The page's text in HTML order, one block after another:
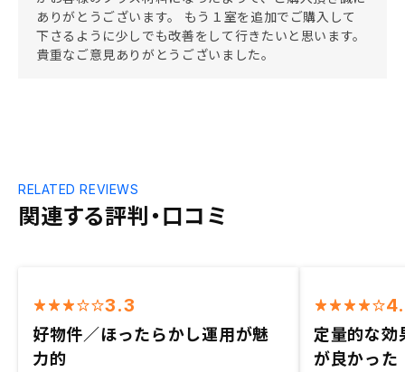
ありがとうございます。 もう１室を追加でご購入して
下さるように少しでも改善をして行きたいと思います。
貴重なご意見ありがとうございました。
関連する評判・口コミ
RELATED REVIEWS
3.3
好物件／ほったらかし運用が魅
力的
定量的な効
が良かった